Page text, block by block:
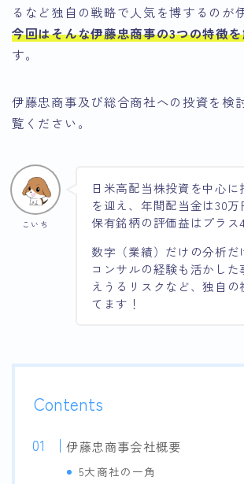
るなど独自の戦略で人気を博するのが
今回はそんな伊藤忠商事の3つの特徴
す。
伊藤忠商事及び総合商社への投資を検
覧ください。
こいち
日米高配当株投資を中心に
を迎え、年間配当金は30万
保有銘柄の評価益はプラス
数字（業績）だけの分析だ
コンサルの経験も活かした
えうるリスクなど、独自の
てます！
Contents
伊藤忠商事会社概要
5大商社の一角